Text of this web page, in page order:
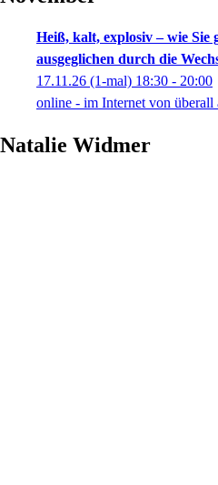
Heiß, kalt, explosiv – wie Sie
ausgeglichen durch die
17.11.26 (1-mal) 18:30 - 20:00
online - im Internet von überall
Natalie Widmer